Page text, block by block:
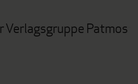
Verlagsgruppe Patmos